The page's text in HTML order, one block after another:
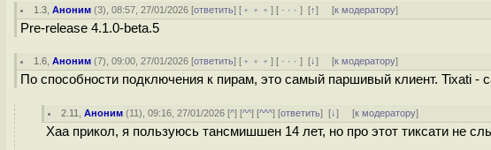
1.3 ,Аноним (3), 08:57, 27/01/2026 [ответить] [ ﹢﹢﹢] [ · · ·][↑] [к модератору]
Pre-release 4.1.0-beta.5
1.6 ,Аноним (7), 09:00, 27/01/2026 [ответить] [ ﹢﹢﹢] [ · · ·][↓] [к модератору]
По способности подключения к пирам, это самый паршивый клиент. Tixati -
2.11 ,Аноним (11), 09:16, 27/01/2026 [^] [^^] [^^^] [ответить][↓] [к модератору]
Хаа прикол, я пользуюсь тансмишшен 14 лет, но про этот тиксати не